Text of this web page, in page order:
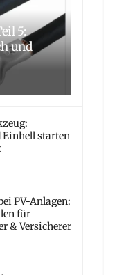
5:
und
Einhell starten
PV-Anlagen:
für
& Versicherer